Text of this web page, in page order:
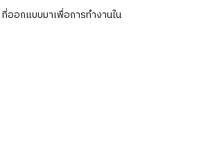
อกแบบมาเพื่อการทำงานใน